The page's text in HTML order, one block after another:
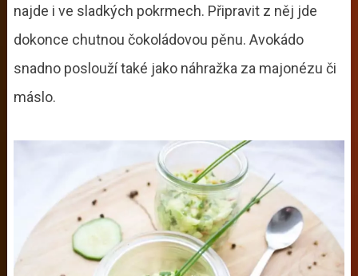
najde i ve sladkých pokrmech. Připravit z něj jde
dokonce chutnou čokoládovou pěnu. Avokádo
snadno poslouží také jako náhražka za majonézu či
máslo.